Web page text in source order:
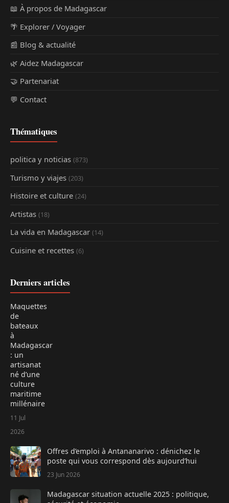
📖 À propos de Madagascar
🌴 Explorer / Voyager
📰 Blog & actualité
🌿 Aidez Madagascar
🤝 Partenariat
💬 Contact
Thématiques
politica y noticias (873)
Turismo y viajes (203)
Histoire et culture (24)
Artistas (18)
La vida en Madagascar (14)
Cuisine et recettes (6)
Derniers articles
Maquettes
de
bateaux
à
Madagascar
: un
artisanat
né d’une
culture
maritime
millénaire
11 Jul
2026
Offres d’emploi à Antananarivo : dénichez le
poste qui vous correspond dès aujourd’hui
23 Jun 2026
Madagascar situation actuelle 2025 : politique,